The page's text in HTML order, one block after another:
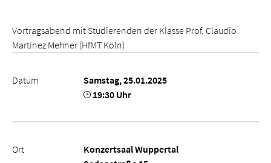
Vortragsabend mit Studierenden der Klasse Prof. Claudio
Martinez Mehner (HfMT Köln)
Datum
Samstag, 25.01.2025
19:30 Uhr
Ort
Konzertsaal Wuppertal